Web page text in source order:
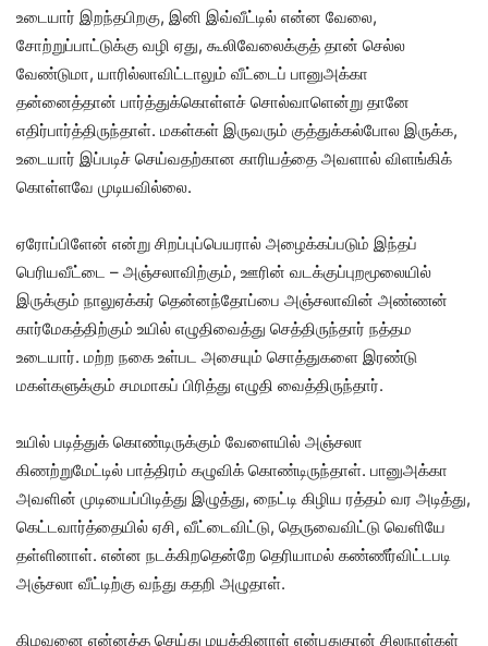
உடையார் இறந்தபிறகு, இனி இவ்வீட்டில் என்ன வேலை,
சோற்றுப்பாட்டுக்கு வழி ஏது, கூலிவேலைக்குத் தான் செல்ல
வேண்டுமா, யாரில்லாவிட்டாலும் வீட்டைப் பானுஅக்கா
தன்னைத்தான் பார்த்துக்கொள்ளச் சொல்வாளென்று தானே
எதிர்பார்த்திருந்தாள். மகள்கள் இருவரும் குத்துக்கல்போல இருக்க,
உடையார் இப்படிச் செய்வதற்கான காரியத்தை அவளால் விளங்கிக்
கொள்ளவே முடியவில்லை.
ஏரோப்பிளேன் என்று சிறப்புப்பெயரால் அழைக்கப்படும் இந்தப்
பெரியவீட்டை – அஞ்சலாவிற்கும், ஊரின் வடக்குப்புறமூலையில்
இருக்கும் நாலுஏக்கர் தென்னந்தோப்பை அஞ்சலாவின் அண்ணன்
கார்மேகத்திற்கும் உயில் எழுதிவைத்து செத்திருந்தார் நத்தம
உடையார். மற்ற நகை உள்பட அசையும் சொத்துகளை இரண்டு
மகள்களுக்கும் சமமாகப் பிரித்து எழுதி வைத்திருந்தார்.
உயில் படித்துக் கொண்டிருக்கும் வேளையில் அஞ்சலா
கிணற்றுமேட்டில் பாத்திரம் கழுவிக் கொண்டிருந்தாள். பானுஅக்கா
அவளின் முடியைப்பிடித்து இழுத்து, நைட்டி கிழிய ரத்தம் வர அடித்து,
கெட்டவார்த்தையில் ஏசி, வீட்டைவிட்டு, தெருவைவிட்டு வெளியே
தள்ளினாள். என்ன நடக்கிறதென்றே தெரியாமல் கண்ணீர்விட்டபடி
அஞ்சலா வீட்டிற்கு வந்து கதறி அழுதாள்.
கிழவனை என்னத்த செய்து மயக்கினாள் என்பதுதான் சிலநாள்கள்